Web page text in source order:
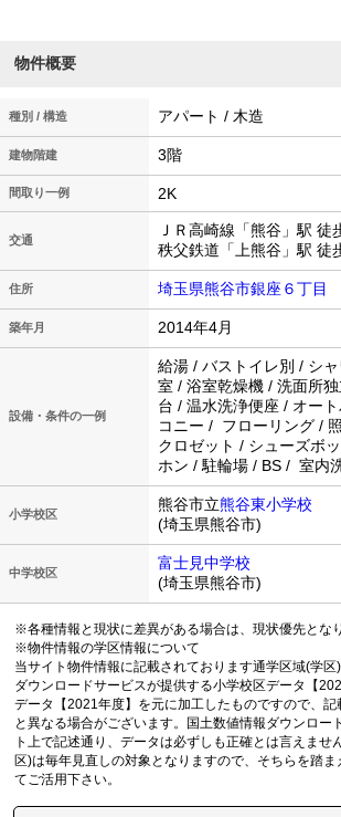
物件概要
種別 / 構造 アパート / 木造
建物階建 3階
間取り一例 2K
交通
ＪＲ高崎線「熊谷」駅 徒
秩父鉄道「上熊谷」駅 徒
住所 埼玉県熊谷市銀座６丁目
築年月 2014年4月
設備・条件の一例
給湯 / バストイレ別 / シ
室 / 浴室乾燥機 / 洗面所
台 / 温水洗浄便座 / オー
コニー / フローリング /
クロゼット / シューズボ
ホン / 駐輪場 / BS / 室内
小学校区
熊谷市立熊谷東小学校
(埼玉県熊谷市)
中学校区
富士見中学校
(埼玉県熊谷市)
※各種情報と現状に差異がある場合は、現状優先とな
※物件情報の学区情報について
当サイト物件情報に記載されております通学区域(学
ダウンロードサービスが提供する小学校区データ【
データ【2021年度】を元に加工したものですので、
と異なる場合がございます。国土数値情報ダウンロー
ト上で記述通り、データは必ずしも正確とは言えませ
区)は毎年見直しの対象となりますので、そちらを踏ま
てご活用下さい。